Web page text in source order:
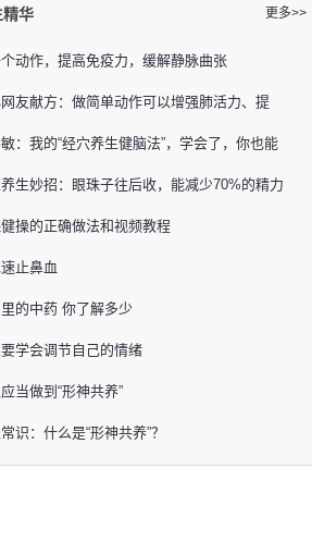
精华
动作，提高免疫力，缓解静脉曲张
友献方：做简单动作可以增强肺活力、提
：我的“经穴养生健脑法”，学会了，你也能
生妙招：眼珠子往后收，能减少70%的精力
操的正确做法和视频教程
止鼻血
的中药 你了解多少
学会调节自己的情绪
当做到“形神共养”
识：什么是“形神共养”？
更多>>